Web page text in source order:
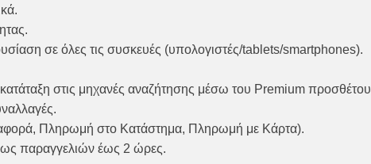
σε όλες τις συσκευές (υπολογιστές/tablets/smartphones).
στις μηχανές αναζήτησης μέσω του Premium προσθέτου
Πληρωμή στο Κατάστημα, Πληρωμή με Κάρτα).
παραγγελιών έως 2 ώρες.